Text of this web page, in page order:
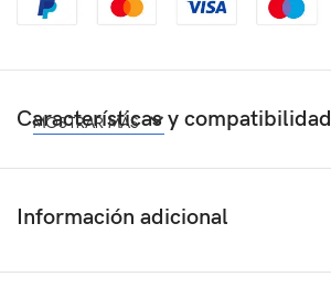
Características y compatibilidad
MOSTRAR MÁS
Información adicional